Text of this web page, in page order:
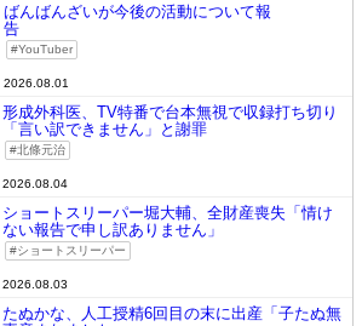
ばんばんざいが今後の活動について報
告
YouTuber
2026.08.01
形成外科医、TV特番で台本無視で収録打ち切り
「言い訳できません」と謝罪
北條元治
2026.08.04
ショートスリーパー堀大輔、全財産喪失「情け
ない報告で申し訳ありません」
ショートスリーパー
2026.08.03
たぬかな、人工授精6回目の末に出産「子たぬ無